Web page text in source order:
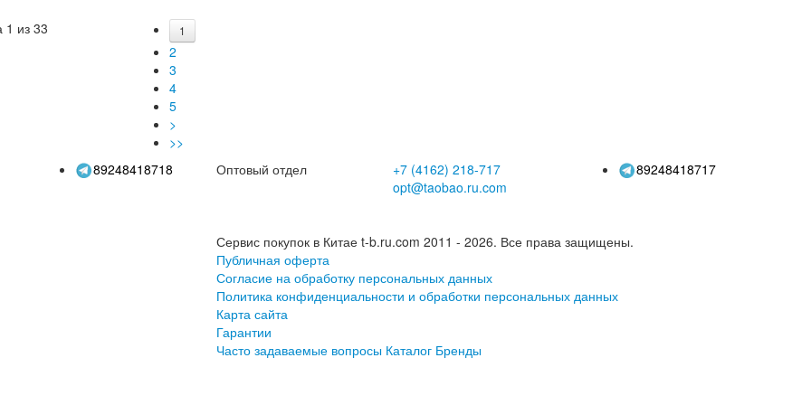
настольных
универсальный 3,5-
дюймовый дисковод
1 из 33 1
2
3
4
5
>
>>
89248418718 Оптовый отдел +7 (4162) 218-717
opt@taobao.ru.com
89248418717
Сервис покупок в Китае t-b.ru.com 2011 - 2026. Все права защищены.
Публичная оферта
Согласие на обработку персональных данных
Политика конфиденциальности и обработки персональных данных
Карта сайта
Гарантии
Часто задаваемые вопросы Каталог Бренды